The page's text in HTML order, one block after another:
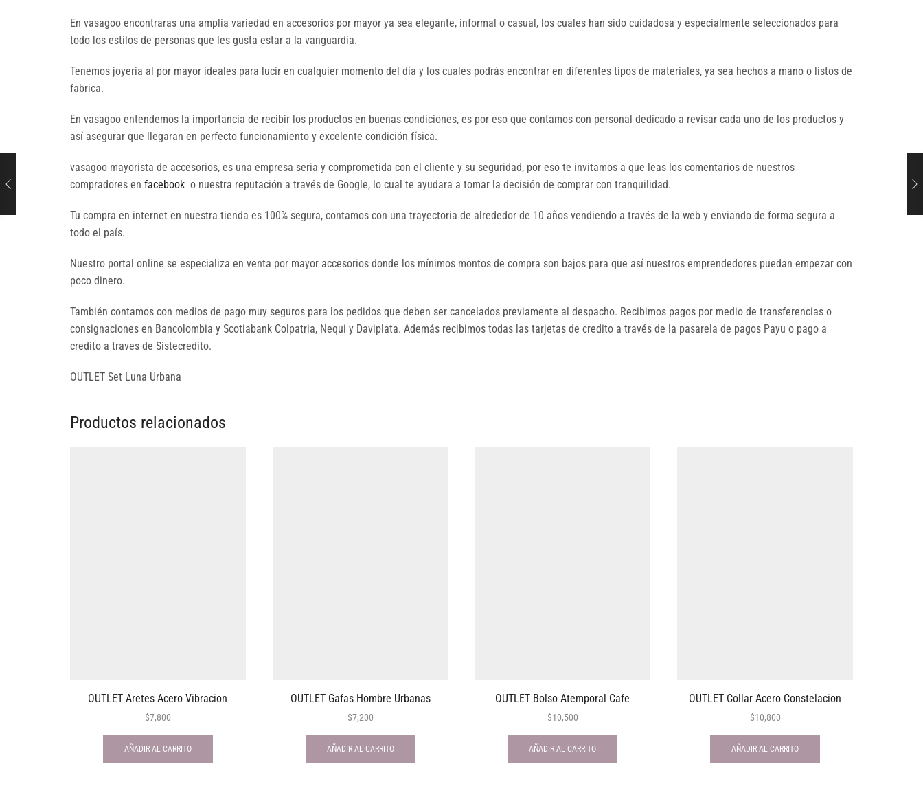
En vasagoo encontraras una amplia variedad en accesorios por mayor ya sea elegante, informal o casual, los cuales han sido cuidadosa y especialmente seleccionados para
todo los estilos de personas que les gusta estar a la vanguardia.
Tenemos joyeria al por mayor ideales para lucir en cualquier momento del día y los cuales podrás encontrar en diferentes tipos de materiales, ya sea hechos a mano o listos de
fabrica.
En vasagoo entendemos la importancia de recibir los productos en buenas condiciones, es por eso que contamos con personal dedicado a revisar cada uno de los productos y
así asegurar que llegaran en perfecto funcionamiento y excelente condición física.
vasagoo mayorista de accesorios, es una empresa seria y comprometida con el cliente y su seguridad, por eso te invitamos a que leas los comentarios de nuestros
compradores en facebook o nuestra reputación a través de Google, lo cual te ayudara a tomar la decisión de comprar con tranquilidad.
Tu compra en internet en nuestra tienda es 100% segura, contamos con una trayectoria de alrededor de 10 años vendiendo a través de la web y enviando de forma segura a
todo el país.
Nuestro portal online se especializa en venta por mayor accesorios donde los mínimos montos de compra son bajos para que así nuestros emprendedores puedan empezar con
poco dinero.
También contamos con medios de pago muy seguros para los pedidos que deben ser cancelados previamente al despacho. Recibimos pagos por medio de transferencias o
consignaciones en Bancolombia y Scotiabank Colpatria, Nequi y Daviplata. Además recibimos todas las tarjetas de credito a través de la pasarela de pagos Payu o pago a
credito a traves de Sistecredito.
OUTLET Set Luna Urbana
Productos relacionados
OUTLET Aretes Acero Vibracion
$7,800
AÑADIR AL CARRITO
OUTLET Gafas Hombre Urbanas
$7,200
AÑADIR AL CARRITO
OUTLET Bolso Atemporal Cafe
$10,500
AÑADIR AL CARRITO
OUTLET Collar Acero Constelacion
$10,800
AÑADIR AL CARRITO